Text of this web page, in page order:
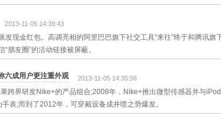
2013-11-05 14:39:43
发现金红包。高调亮相的阿里巴巴旗下社交工具“来往”终于和腾讯旗
朋友圈”的活动链接被屏蔽。
六成用户更注重外观 2013-11-05 14:35:56
跨界研发Nike+的产品组合;2008年，Nike+推出微型传感器并与
表;而到了2012年，可穿戴设备成井喷之势爆发。